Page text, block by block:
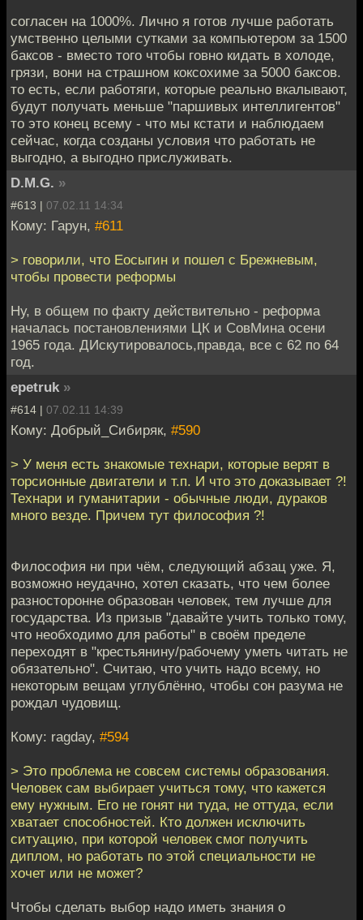
согласен на 1000%. Лично я готов лучше работать
умственно целыми сутками за компьютером за 1500
баксов - вместо того чтобы говно кидать в холоде,
грязи, вони на страшном коксохиме за 5000 баксов.
то есть, если работяги, которые реально вкалывают,
будут получать меньше "паршивых интеллигентов"
то это конец всему - что мы кстати и наблюдаем
сейчас, когда созданы условия что работать не
выгодно, а выгодно прислуживать.
D.M.G. »
#613 | 07.02.11 14:34
Кому: Гарун, #611
> говорили, что Еосыгин и пошел с Брежневым,
чтобы провести реформы
Ну, в общем по факту действительно - реформа
началась постановлениями ЦК и СовМина осени
1965 года. ДИскутировалось,правда, все с 62 по 64
год.
epetruk »
#614 | 07.02.11 14:39
Кому: Добрый_Сибиряк, #590
> У меня есть знакомые технари, которые верят в
торсионные двигатели и т.п. И что это доказывает ?!
Технари и гуманитарии - обычные люди, дураков
много везде. Причем тут философия ?!
Философия ни при чём, следующий абзац уже. Я,
возможно неудачно, хотел сказать, что чем более
разносторонне образован человек, тем лучше для
государства. Из призыв "давайте учить только тому,
что необходимо для работы" в своём пределе
переходят в "крестьянину/рабочему уметь читать не
обязательно". Считаю, что учить надо всему, но
некоторым вещам углублённо, чтобы сон разума не
рождал чудовищ.
Кому: ragday, #594
> Это проблема не совсем системы образования.
Человек сам выбирает учиться тому, что кажется
ему нужным. Его не гонят ни туда, не оттуда, если
хватает способностей. Кто должен исключить
ситуацию, при которой человек смог получить
диплом, но работать по этой специальности не
хочет или не может?
Чтобы сделать выбор надо иметь знания о